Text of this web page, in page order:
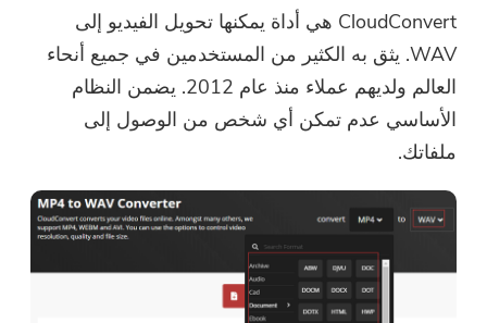
CloudConvert هي أداة يمكنها تحويل الفيديو إلى
WAV. يثق به الكثير من المستخدمين في جميع أنحاء
العالم ولديهم عملاء منذ عام 2012. يضمن النظام
الأساسي عدم تمكن أي شخص من الوصول إلى
ملفاتك.